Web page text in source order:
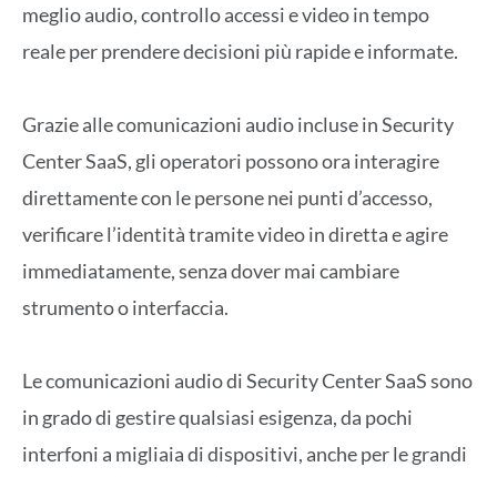
meglio audio, controllo accessi e video in tempo
reale per prendere decisioni più rapide e informate.
Grazie alle comunicazioni audio incluse in Security
Center SaaS, gli operatori possono ora interagire
direttamente con le persone nei punti d’accesso,
verificare l’identità tramite video in diretta e agire
immediatamente, senza dover mai cambiare
strumento o interfaccia.
Le comunicazioni audio di Security Center SaaS sono
in grado di gestire qualsiasi esigenza, da pochi
interfoni a migliaia di dispositivi, anche per le grandi